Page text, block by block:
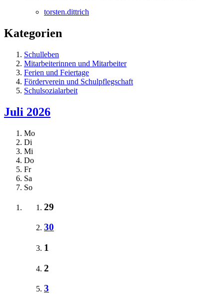
torsten.dittrich
Kategorien
Schulleben
Mitarbeiterinnen und Mitarbeiter
Ferien und Feiertage
Förderverein und Schulpflegschaft
Schulsozialarbeit
Juli 2026
Mo
Di
Mi
Do
Fr
Sa
So
29
30
1
2
3